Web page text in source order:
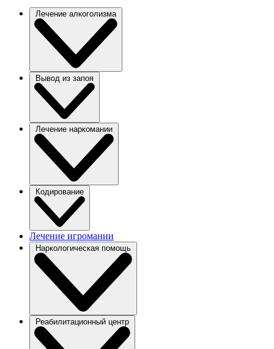
Лечение алкоголизма
Вывод из запоя
Лечение наркомании
Кодирование
Лечение игромании
Наркологическая помощь
Реабилитационный центр